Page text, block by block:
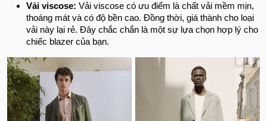
Vải viscose: Vải viscose có ưu điểm là chất vải mềm mịn,
thoáng mát và có độ bền cao. Đồng thời, giá thành cho loại
vải này lại rẻ. Đây chắc chắn là một sự lựa chọn hợp lý cho
chiếc blazer của bạn.